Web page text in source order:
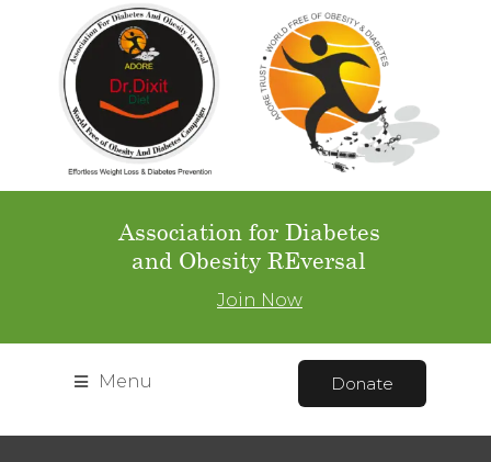
Association for Diabetes
and Obesity REversal
Join Now
Menu Donate